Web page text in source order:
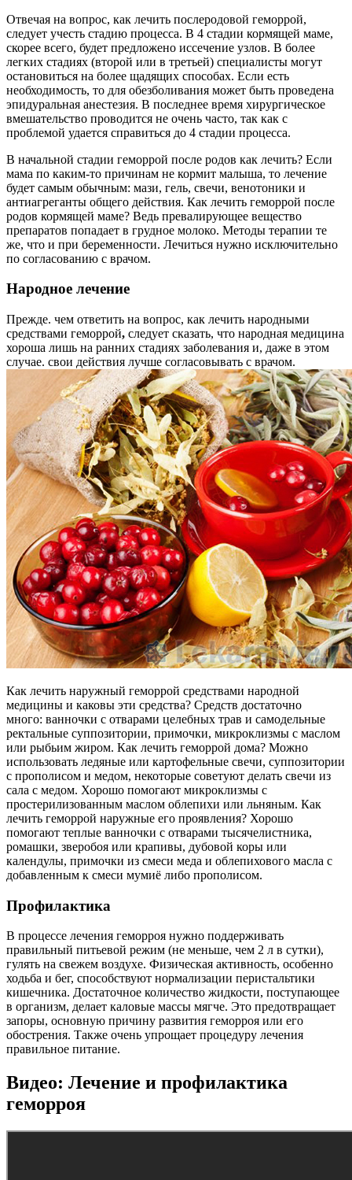
Отвечая на вопрос, как лечить послеродовой геморрой,
следует учесть стадию процесса. В 4 стадии кормящей маме,
скорее всего, будет предложено иссечение узлов. В более
легких стадиях (второй или в третьей) специалисты могут
остановиться на более щадящих способах. Если есть
необходимость, то для обезболивания может быть проведена
эпидуральная анестезия. В последнее время хирургическое
вмешательство проводится не очень часто, так как с
проблемой удается справиться до 4 стадии процесса.
В начальной стадии геморрой после родов как лечить? Если
мама по каким-то причинам не кормит малыша, то лечение
будет самым обычным: мази, гель, свечи, венотоники и
антиагреганты общего действия. Как лечить геморрой после
родов кормящей маме? Ведь превалирующее вещество
препаратов попадает в грудное молоко. Методы терапии те
же, что и при беременности. Лечиться нужно исключительно
по согласованию с врачом.
Народное лечение
Прежде. чем ответить на вопрос, как лечить народными
средствами геморрой, следует сказать, что народная медицина
хороша лишь на ранних стадиях заболевания и, даже в этом
случае. свои действия лучше согласовывать с врачом.
Как лечить наружный геморрой средствами народной
медицины и каковы эти средства? Средств достаточно
много: ванночки с отварами целебных трав и самодельные
ректальные суппозитории, примочки, микроклизмы с маслом
или рыбьим жиром. Как лечить геморрой дома? Можно
использовать ледяные или картофельные свечи, суппозитории
с прополисом и медом, некоторые советуют делать свечи из
сала с медом. Хорошо помогают микроклизмы с
простерилизованным маслом облепихи или льняным. Как
лечить геморрой наружные его проявления? Хорошо
помогают теплые ванночки с отварами тысячелистника,
ромашки, зверобоя или крапивы, дубовой коры или
календулы, примочки из смеси меда и облепихового масла с
добавленным к смеси мумиё либо прополисом.
Профилактика
В процессе лечения геморроя нужно поддерживать
правильный питьевой режим (не меньше, чем 2 л в сутки),
гулять на свежем воздухе. Физическая активность, особенно
ходьба и бег, способствуют нормализации перистальтики
кишечника. Достаточное количество жидкости, поступающее
в организм, делает каловые массы мягче. Это предотвращает
запоры, основную причину развития геморроя или его
обострения. Также очень упрощает процедуру лечения
правильное питание.
Видео: Лечение и профилактика
геморроя